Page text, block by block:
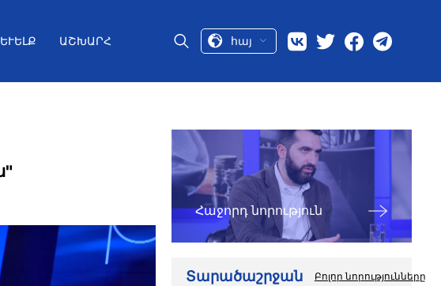
ԱՇԽԱՐՀ հայ
Հաջորդ նորություն
Տարածաշրջան Բոլոր նորությունները